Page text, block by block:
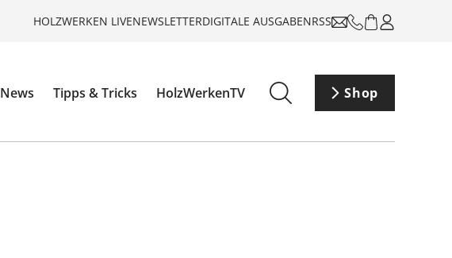
HOLZWERKEN LIVENEWSLETTERDIGITALE AUSGABENRSS
News Tipps & Tricks HolzWerkenTV Shop